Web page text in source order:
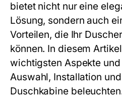
bietet nicht nur eine
Lösung, sondern auch
Vorteilen, die Ihr
können. In diesem
wichtigsten Aspekte
Auswahl, Installation
Duschkabine